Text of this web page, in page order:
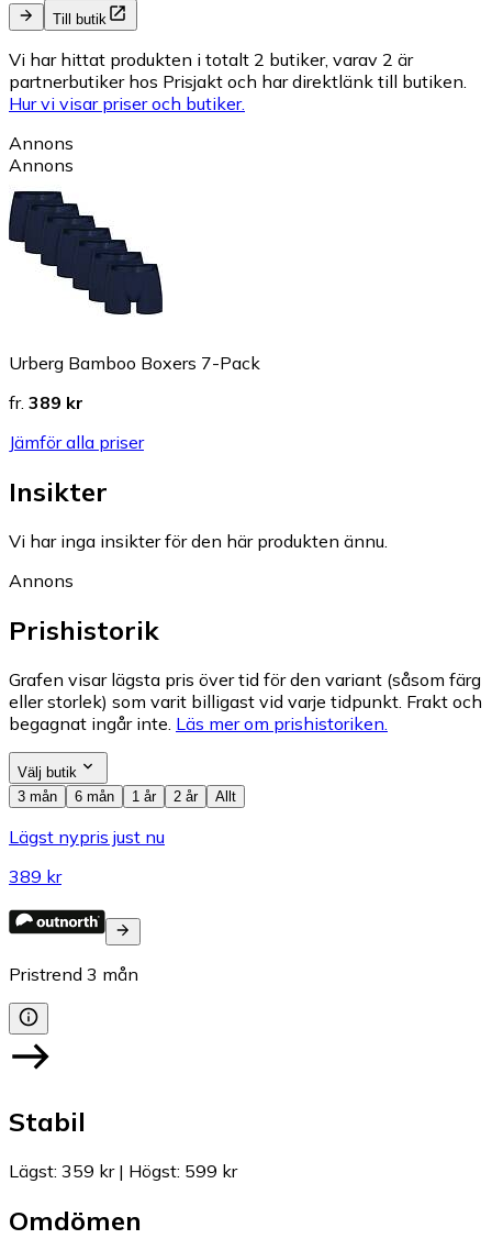
Till butik
Vi har hittat produkten i totalt 2 butiker, varav 2 är
partnerbutiker hos Prisjakt och har direktlänk till butiken.
Hur vi visar priser och butiker.
Annons
Annons
Urberg Bamboo Boxers 7-Pack
fr. 389 kr
Jämför alla priser
Insikter
Vi har inga insikter för den här produkten ännu.
Annons
Prishistorik
Grafen visar lägsta pris över tid för den variant (såsom färg
eller storlek) som varit billigast vid varje tidpunkt. Frakt och
begagnat ingår inte. Läs mer om prishistoriken.
Välj butik
3 mån
6 mån 1 år 2 år Allt
Lägst nypris just nu
389 kr
Pristrend 3 mån
Stabil
Lägst: 359 kr| Högst: 599 kr
Omdömen